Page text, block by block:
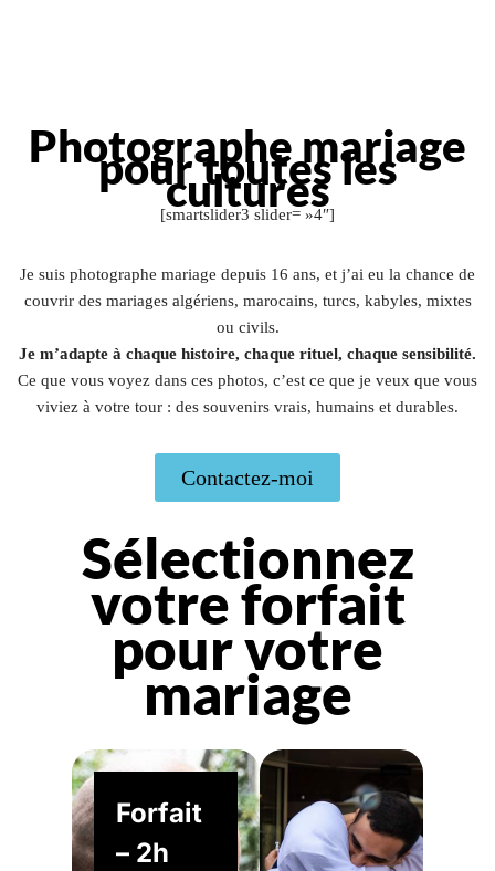
Photographe mariage
pour toutes les
cultures
[smartslider3 slider= »4″]
Je suis photographe mariage depuis 16 ans, et j’ai eu la chance de
couvrir des mariages algériens, marocains, turcs, kabyles, mixtes
ou civils.
Je m’adapte à chaque histoire, chaque rituel, chaque sensibilité.
Ce que vous voyez dans ces photos, c’est ce que je veux que vous
viviez à votre tour : des souvenirs vrais, humains et durables.
Contactez-moi
Sélectionnez
votre forfait
pour votre
mariage
Forfait
– 2h